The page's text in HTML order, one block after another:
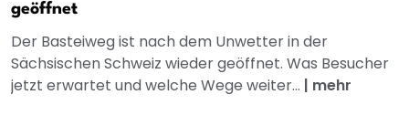
geöffnet
Der Basteiweg ist nach dem Unwetter in der
Sächsischen Schweiz wieder geöffnet. Was Besucher
jetzt erwartet und welche Wege weiter... | mehr